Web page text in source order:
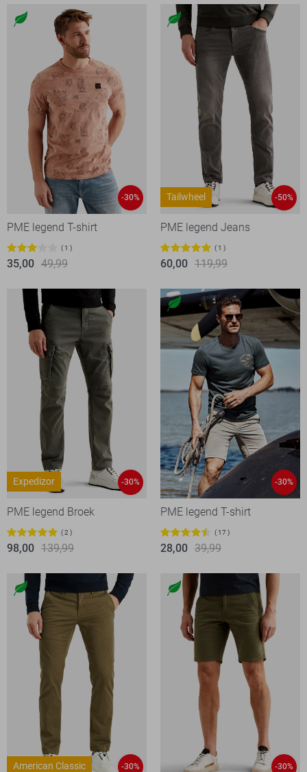
-30%
PME legend T-shirt
1
35,00 49,99
Tailwheel -50%
PME legend Jeans
1
60,00 119,99
Expedizor -30%
PME legend Broek
2
98,00 139,99
-30%
PME legend T-shirt
17
28,00 39,99
American Classic -30% -30%